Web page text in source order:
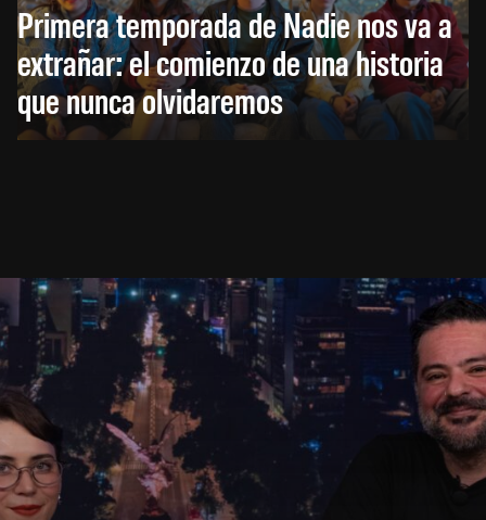
Primera temporada de Nadie nos va a
extrañar: el comienzo de una historia
que nunca olvidaremos